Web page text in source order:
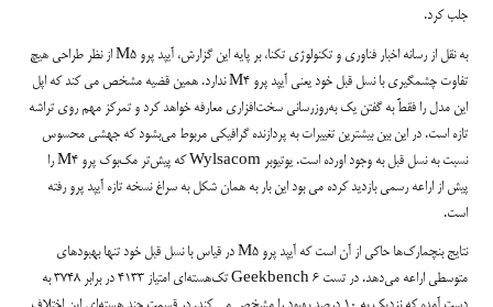
جلب کرد.
به نقل از رسانه اخبار فناوری و تکنولوژی تکنا، بر پایه این گزارش، آیپد پرو M5 از نظر طراحی هیچ
تفاوت چشمگیری با نسل قبل خود یعنی آیپد پرو M4 ندارد. همین قضیه مشخص می کند که اپل
این مدل را فقطً به گفتن یک به‌روزرسانی سخت‌افزاری معارفه خواهد کرد و تمرکز مهم روی تراشه
تازه است. در این بین بیشترین تغییرات به پردازنده گرافیکی مربوط می‌بشود که جهشی محسوس
نسبت به نسل قبل به وجود اورده است. یوتیوبر Wylsacom که پیش‌تر مک‌بوک پرو M4 را
پیش از اراعه رسمی بازدید کرده می بود این بار به همان شکل به سراغ نسخه تازه آیپد پرو رفته
است.
نتایج بنچمارک‌ها حاکی از آن است که آیپد پرو M5 در قیاس با نسل قبل خود تنها بهبودهای
متوسطی اراعه می‌دهد. در تست Geekbench 6 تک‌هسته‌ای امتیاز 4133 در برابر 3748 به